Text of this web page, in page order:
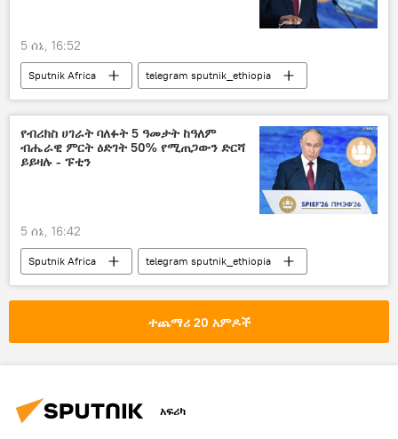
5 ሰኔ, 16:52
Sputnik Africa telegram sputnik_ethiopia
የብሪክስ ሀገራት ባለፉት 5 ዓመታት ከዓለም
ብሔራዊ ምርት ዕድገት 50% የሚጠጋውን ድርሻ
ይይዛሉ - ፑቲን
5 ሰኔ, 16:42
Sputnik Africa telegram sputnik_ethiopia
ተጨማሪ 20 አምዶች
አፍሪካ